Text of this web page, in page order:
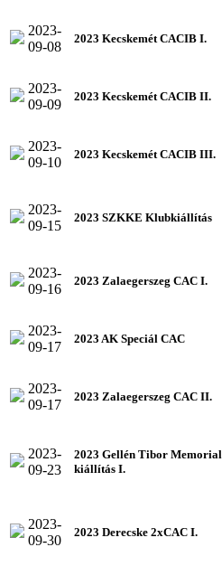
2023-
09-08
2023 Kecskemét CACIB I.
2023-
09-09
2023 Kecskemét CACIB II.
2023-
09-10
2023 Kecskemét CACIB III.
2023-
09-15
2023 SZKKE Klubkiállítás
2023-
09-16
2023 Zalaegerszeg CAC I.
2023-
09-17
2023 AK Speciál CAC
2023-
09-17
2023 Zalaegerszeg CAC II.
2023-
09-23
2023 Gellén Tibor Memorial
kiállítás I.
2023-
09-30
2023 Derecske 2xCAC I.